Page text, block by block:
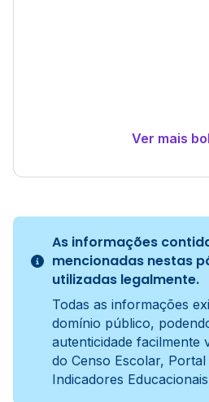
Ver mais
As informações
mencionadas nestas
utilizadas legalmente.
Todas as informações
domínio público,
autenticidade facilmente
do Censo Escolar,
Indicadores